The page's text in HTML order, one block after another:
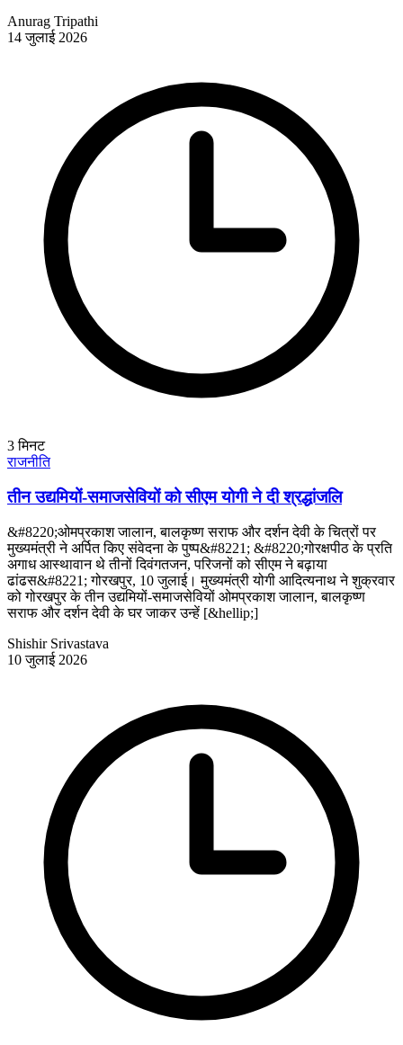
Anurag Tripathi
14 जुलाई 2026
3मिनट
राजनीति
तीन उद्यमियों-समाजसेवियों को सीएम योगी ने दी श्रद्धांजलि
&#8220;ओमप्रकाश जालान, बालकृष्ण सराफ और दर्शन देवी के चित्रों पर
मुख्यमंत्री ने अर्पित किए संवेदना के पुष्प&#8221; &#8220;गोरक्षपीठ के प्रति
अगाध आस्थावान थे तीनों दिवंगतजन, परिजनों को सीएम ने बढ़ाया
ढांढस&#8221; गोरखपुर, 10 जुलाई। मुख्यमंत्री योगी आदित्यनाथ ने शुक्रवार
को गोरखपुर के तीन उद्यमियों-समाजसेवियों ओमप्रकाश जालान, बालकृष्ण
सराफ और दर्शन देवी के घर जाकर उन्हें [&hellip;]
Shishir Srivastava
10 जुलाई 2026